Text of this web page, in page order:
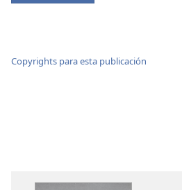
Copyrights para esta publicación